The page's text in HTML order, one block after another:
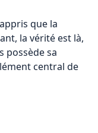
que la
la vérité est là,
possède sa
central de